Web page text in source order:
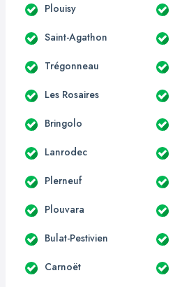
Plouisy
Saint-Agathon
Trégonneau
Les Rosaires
Bringolo
Lanrodec
Plerneuf
Plouvara
Bulat-Pestivien
Carnoët